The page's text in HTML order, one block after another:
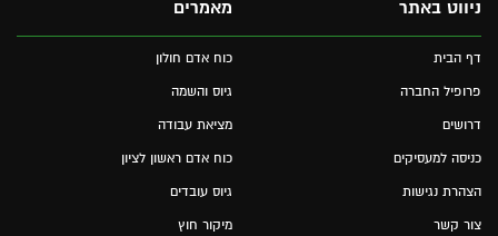
ניווט באתר
דף הבית
פרופיל החברה
דרושים
כניסה למעסיקים
הצהרת נגישות
צור קשר
מאמרים
כוח אדם חולון
גיוס והשמה
מציאת עבודה
כוח אדם ראשון לציון
גיוס עובדים
מיקור חוץ